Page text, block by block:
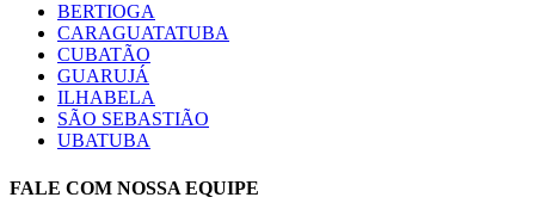
BERTIOGA
CARAGUATATUBA
CUBATÃO
GUARUJÁ
ILHABELA
SÃO SEBASTIÃO
UBATUBA
FALE COM NOSSA EQUIPE